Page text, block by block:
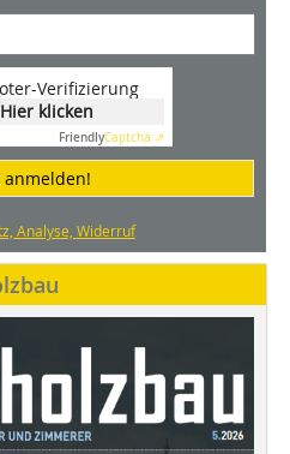
Verifizierung
Hier klicken
FriendlyCaptcha ⇗
anmelden!
Analyse, Widerruf